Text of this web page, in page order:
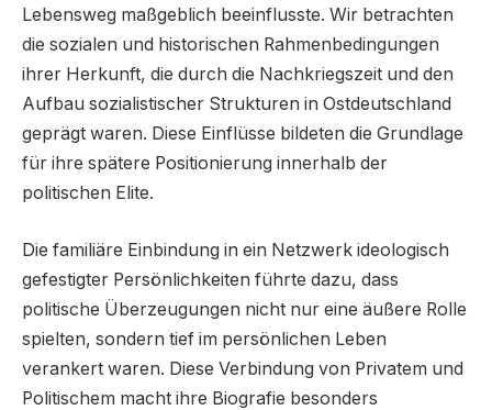
Lebensweg maßgeblich beeinflusste. Wir betrachten
die sozialen und historischen Rahmenbedingungen
ihrer Herkunft, die durch die Nachkriegszeit und den
Aufbau sozialistischer Strukturen in Ostdeutschland
geprägt waren. Diese Einflüsse bildeten die Grundlage
für ihre spätere Positionierung innerhalb der
politischen Elite.
Die familiäre Einbindung in ein Netzwerk ideologisch
gefestigter Persönlichkeiten führte dazu, dass
politische Überzeugungen nicht nur eine äußere Rolle
spielten, sondern tief im persönlichen Leben
verankert waren. Diese Verbindung von Privatem und
Politischem macht ihre Biografie besonders